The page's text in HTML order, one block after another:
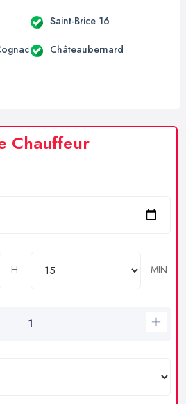
Saint-Brice 16
Châteaubernard
Chauffeur
H
MIN